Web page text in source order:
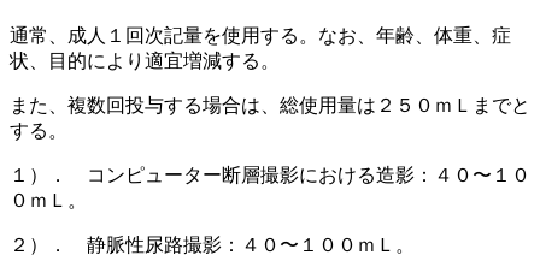
通常、成人１回次記量を使用する。なお、年齢、体重、症
状、目的により適宜増減する。
また、複数回投与する場合は、総使用量は２５０ｍＬまでと
する。
１）． コンピューター断層撮影における造影：４０〜１０
０ｍＬ。
２）． 静脈性尿路撮影：４０〜１００ｍＬ。